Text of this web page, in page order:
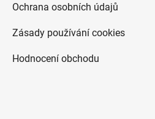
Ochrana osobních údajů
Zásady používání cookies
Hodnocení obchodu